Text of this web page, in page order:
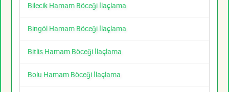
Bilecik Hamam Böceği İlaçlama
Bingöl Hamam Böceği İlaçlama
Bitlis Hamam Böceği İlaçlama
Bolu Hamam Böceği İlaçlama